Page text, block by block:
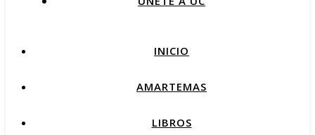
INICIO
AMARTEMAS
LIBROS